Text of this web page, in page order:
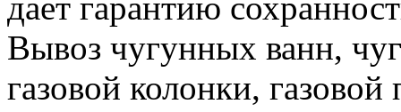
Вывоз чугунных ванн,
газовой колонки,